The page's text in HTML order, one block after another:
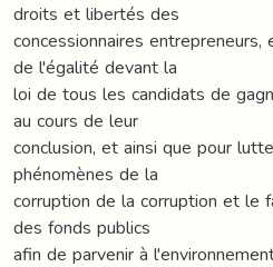
droits et libertés des
concessionnaires
de l'égalité devant la
loi de tous les candidats de
au cours de leur
conclusion, et ainsi que pour
phénomènes de la
corruption de la corruption et le
des fonds publics
afin de parvenir à